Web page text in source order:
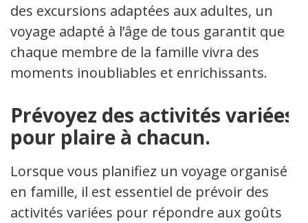
des excursions adaptées aux adultes, un
voyage adapté à l’âge de tous garantit que
chaque membre de la famille vivra des
moments inoubliables et enrichissants.
Prévoyez des activités variées
pour plaire à chacun.
Lorsque vous planifiez un voyage organisé
en famille, il est essentiel de prévoir des
activités variées pour répondre aux goûts